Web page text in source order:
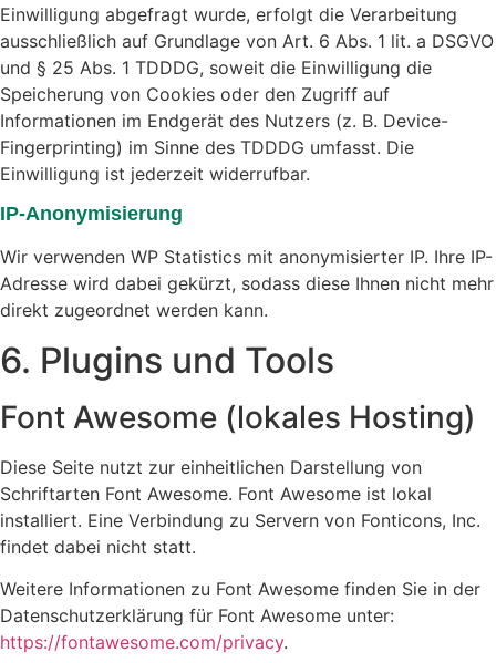
Einwilligung abgefragt wurde, erfolgt die Verarbeitung
ausschließlich auf Grundlage von Art. 6 Abs. 1 lit. a DSGVO
und § 25 Abs. 1 TDDDG, soweit die Einwilligung die
Speicherung von Cookies oder den Zugriff auf
Informationen im Endgerät des Nutzers (z. B. Device-
Fingerprinting) im Sinne des TDDDG umfasst. Die
Einwilligung ist jederzeit widerrufbar.
IP-Anonymisierung
Wir verwenden WP Statistics mit anonymisierter IP. Ihre IP-
Adresse wird dabei gekürzt, sodass diese Ihnen nicht mehr
direkt zugeordnet werden kann.
6. Plugins und Tools
Font Awesome (lokales Hosting)
Diese Seite nutzt zur einheitlichen Darstellung von
Schriftarten Font Awesome. Font Awesome ist lokal
installiert. Eine Verbindung zu Servern von Fonticons, Inc.
findet dabei nicht statt.
Weitere Informationen zu Font Awesome finden Sie in der
Datenschutzerklärung für Font Awesome unter:
https://fontawesome.com/privacy.